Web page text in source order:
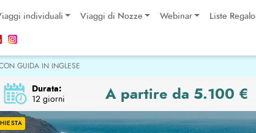
individuali Viaggi di Nozze Webinar Liste Regalo
GUIDA IN INGLESE
Durata:
12 giorni A partire da 5.100 €